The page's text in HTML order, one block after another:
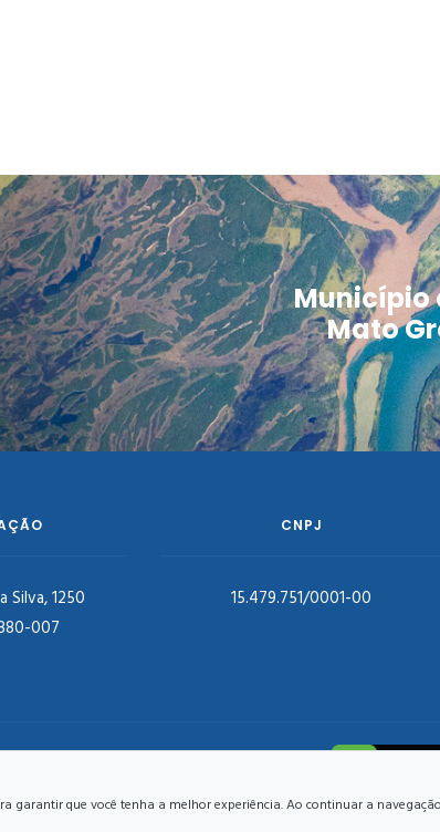
Município
Mato
Silva, 1250
007
CNPJ
15.479.751/0001-00
garantir que você tenha a melhor experiência. Ao continuar a